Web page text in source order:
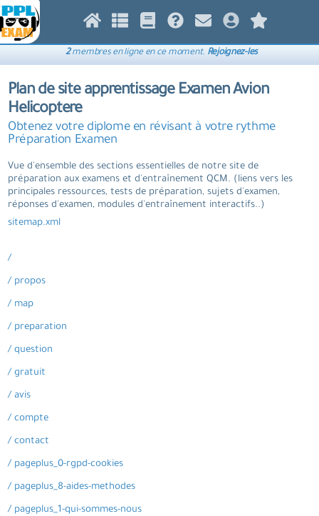
2membres en ligne en ce moment. Rejoignez-les
Plan de site apprentissage Examen Avion
Helicoptere
Obtenez votre diplome en révisant à votre rythme
Préparation Examen
Vue d'ensemble des sections essentielles de notre site de
préparation aux examens et d'entraînement QCM. (liens vers les
principales ressources, tests de préparation, sujets d'examen,
réponses d'examen, modules d'entraînement interactifs..)
sitemap.xml
/
/ propos
/ map
/ preparation
/ question
/ gratuit
/ avis
/ compte
/ contact
/ pageplus_0-rgpd-cookies
/ pageplus_8-aides-methodes
/ pageplus_1-qui-sommes-nous